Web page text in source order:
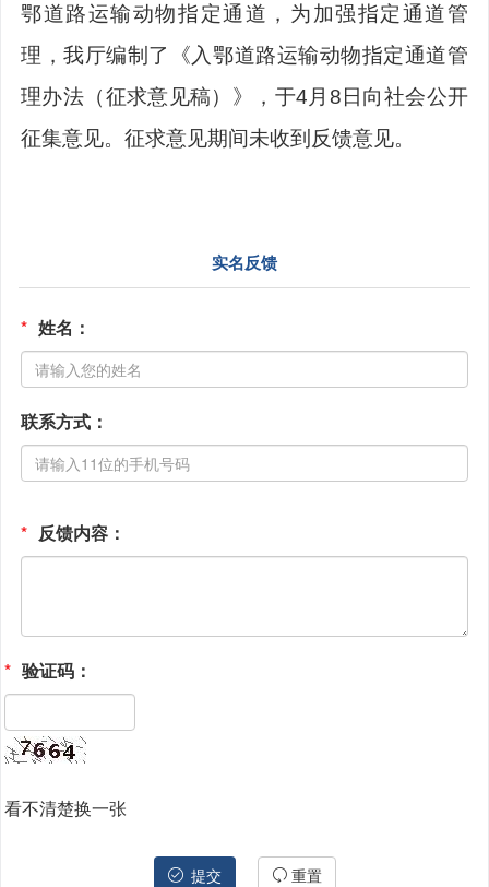
鄂道路运输动物指定通道，为加强指定通道管
理，我厅编制了《入鄂道路运输动物指定通道管
理办法（征求意见稿）》，于4月8日向社会公开
征集意见。征求意见期间未收到反馈意见。
实名反馈
* 姓名：
联系方式：
* 反馈内容：
* 验证码：
看不清楚换一张
提交 重置